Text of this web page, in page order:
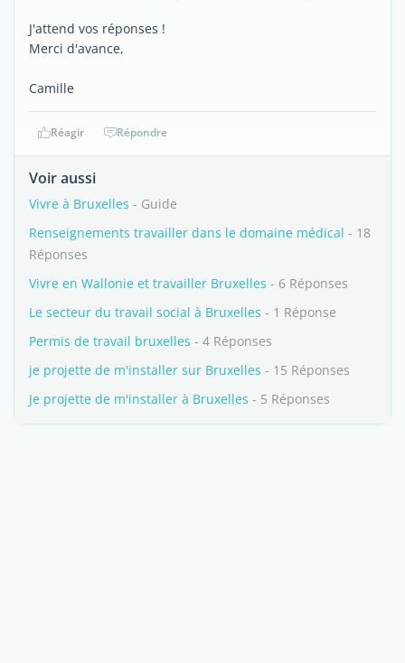
J'attend vos réponses !
Merci d'avance,
Camille
Réagir Répondre
Voir aussi
Vivre à Bruxelles - Guide
Renseignements travailler dans le domaine médical - 18
Réponses
Vivre en Wallonie et travailler Bruxelles - 6 Réponses
Le secteur du travail social à Bruxelles - 1 Réponse
Permis de travail bruxelles - 4 Réponses
je projette de m'installer sur Bruxelles - 15 Réponses
Je projette de m'installer à Bruxelles - 5 Réponses